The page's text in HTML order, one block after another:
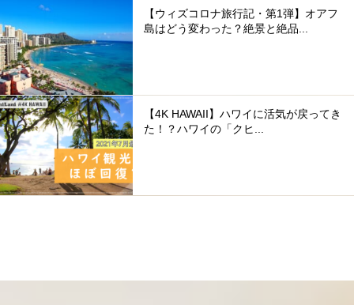
【ウィズコロナ旅行記・第1弾】オアフ
島はどう変わった？絶景と絶品...
【4K HAWAII】ハワイに活気が戻ってき
た！？ハワイの「クヒ...